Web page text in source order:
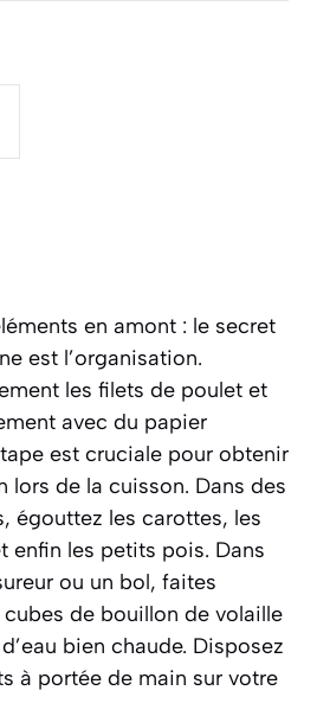
en amont : le secret
est l’organisation.
les filets de poulet et
avec du papier
est cruciale pour obtenir
lors de la cuisson. Dans des
égouttez les carottes, les
enfin les petits pois. Dans
ou un bol, faites
de bouillon de volaille
bien chaude. Disposez
à portée de main sur votre